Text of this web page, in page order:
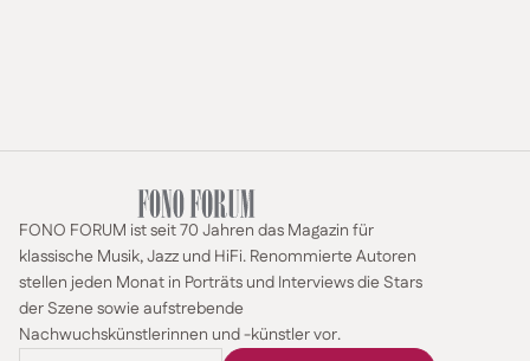
FONO FORUM ist seit 70 Jahren das Magazin für
klassische Musik, Jazz und HiFi. Renommierte Autoren
stellen jeden Monat in Porträts und Interviews die Stars
der Szene sowie aufstrebende
Nachwuchskünstlerinnen und -künstler vor.